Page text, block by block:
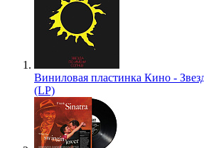
Виниловая пластинка Кино -
(LP)